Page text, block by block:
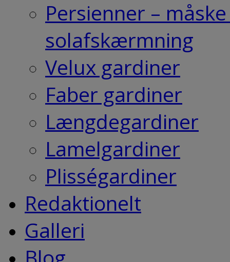
Persienner –
solafskærmning
Velux gardiner
Faber gardiner
Længdegardiner
Lamelgardiner
Plisségardiner
Redaktionelt
Galleri